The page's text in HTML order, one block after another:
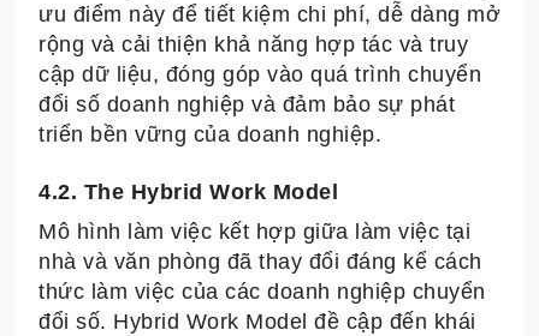
ưu điểm này để tiết kiệm chi phí, dễ dàng mở
rộng và cải thiện khả năng hợp tác và truy
cập dữ liệu, đóng góp vào quá trình chuyển
đổi số doanh nghiệp và đảm bảo sự phát
triển bền vững của doanh nghiệp.
4.2. The Hybrid Work Model
Mô hình làm việc kết hợp giữa làm việc tại
nhà và văn phòng đã thay đổi đáng kể cách
thức làm việc của các doanh nghiệp chuyển
đổi số. Hybrid Work Model đề cập đến khái